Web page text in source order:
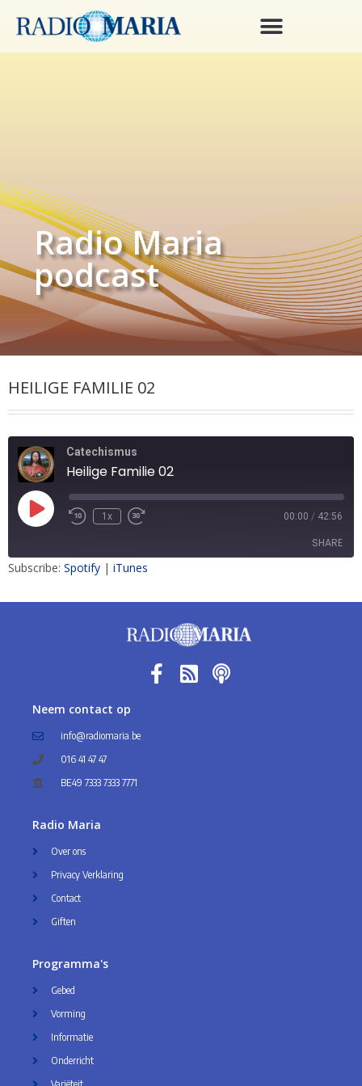
Radio Maria
podcast
HEILIGE FAMILIE 02
Catechismus
Heilige Familie 02
1x 00:00 / 42:56
SHARE
Subscribe: Spotify | iTunes
Neem contact op
info@radiomaria.be
016 41 47 47
BE49 7333 7333 7771
Radio Maria
Over ons
Privacy Verklaring
Contact
Giften
Programma's
Gebed
Vorming
Informatie
Onderricht